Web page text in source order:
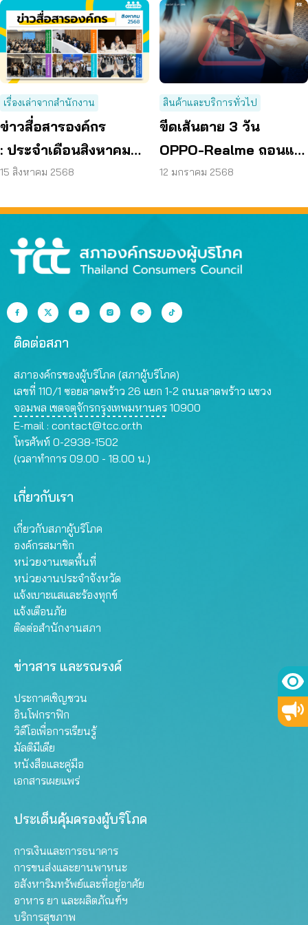
เรื่องเล่าจากสำนักงาน
ข่าวสื่อสารองค์กร
: ประจำเดือนสิงหาคม
2568
15 สิงหาคม 2568
สินค้าและบริการทั่วไป
ขีดเส้นตาย 3 วัน
OPPO-Realme ถอนแอ
ปกู้เงินเถื่อนออก
12 มกราคม 2568
ติดต่อสภา
สภาองค์กรของผู้บริโภค (สภาผู้บริโภค)
เลขที่ 110/1 ซอยลาดพร้าว 26 แยก 1-2 ถนนลาดพร้าว แขวง
จอมพล เขตจตุจักรกรุงเทพมหานคร 10900
E-mail : contact@tcc.or.th
โทรศัพท์ 0-2938-1502
(เวลาทำการ 09.00 - 18.00 น.)
เกี่ยวกับเรา
เกี่ยวกับสภาผู้บริโภค
องค์กรสมาชิก
หน่วยงานเขตพื้นที่
หน่วยงานประจำจังหวัด
แจ้งเบาะแสและร้องทุกข์
แจ้งเตือนภัย
ติดต่อสำนักงานสภา
ข่าวสาร และรณรงค์
ประกาศเชิญชวน
อินโฟกราฟิก
วิดีโอเพื่อการเรียนรู้
มัลติมีเดีย
หนังสือและคู่มือ
เอกสารเผยแพร่
ประเด็นคุ้มครองผู้บริโภค
การเงินและการธนาคาร
การขนส่งและยานพาหนะ
อสังหาริมทรัพย์และที่อยู่อาศัย
อาหาร ยา และผลิตภัณฑ์ฯ
บริการสุขภาพ